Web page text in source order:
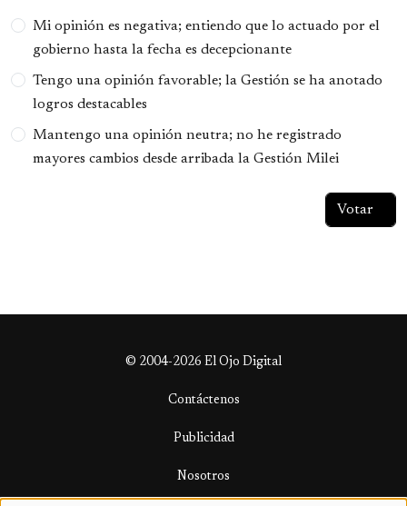
Opciones
Mi opinión es negativa; entiendo que lo actuado por el
gobierno hasta la fecha es decepcionante
Tengo una opinión favorable; la Gestión se ha anotado
logros destacables
Mantengo una opinión neutra; no he registrado
mayores cambios desde arribada la Gestión Milei
© 2004-2026 El Ojo Digital
Contáctenos
Publicidad
Nosotros